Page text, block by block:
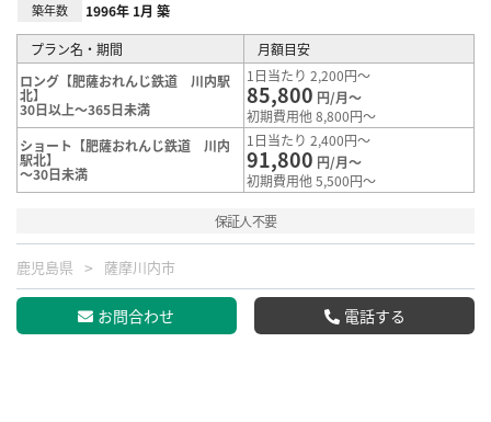
築年数 1996年 1月 築
プラン名・期間
月額目安
ロング【肥薩おれんじ鉄道 川内駅
北】
30日以上～365日未満
1日当たり 2,200円～
85,800 円/月～
初期費用他 8,800円～
ショート【肥薩おれんじ鉄道 川内
駅北】
～30日未満
1日当たり 2,400円～
91,800 円/月～
初期費用他 5,500円～
保証人不要
鹿児島県 薩摩川内市
お問合わせ 電話する